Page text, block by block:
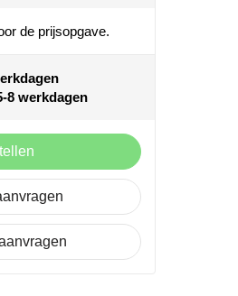
de prijsopgave.
8 werkdagen